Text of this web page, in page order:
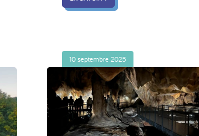
10 septembre 2025